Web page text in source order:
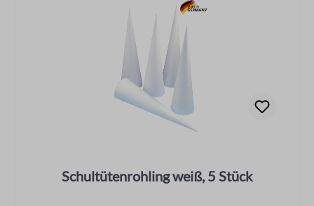
Schultütenrohling weiß, 5 Stück